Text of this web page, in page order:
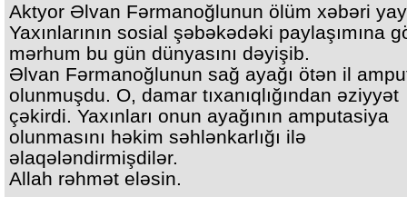
Aktyor Əlvan Fərmanoğlunun ölüm xəbəri
Yaxınlarının sosial şəbəkədəki paylaşımına
mərhum bu gün dünyasını dəyişib.
Əlvan Fərmanoğlunun sağ ayağı ötən il
olunmuşdu. O, damar tıxanıqlığından əziyyət
çəkirdi. Yaxınları onun ayağının amputasiya
olunmasını həkim səhlənkarlığı ilə
əlaqələndirmişdilər.
Allah rəhmət eləsin.